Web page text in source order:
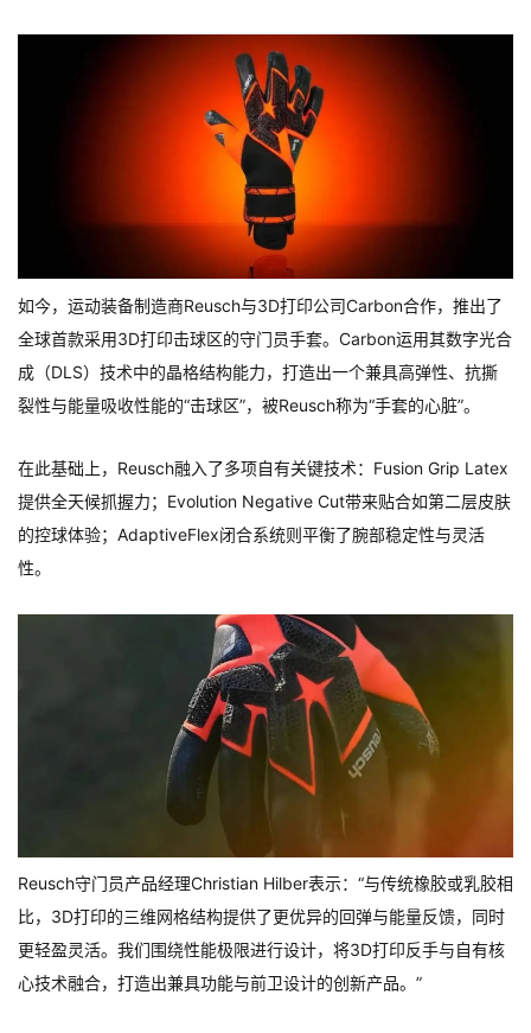
如今，运动装备制造商Reusch与3D打印公司Carbon合作，推出了
全球首款采用3D打印击球区的守门员手套。Carbon运用其数字光合
成（DLS）技术中的晶格结构能力，打造出一个兼具高弹性、抗撕
裂性与能量吸收性能的“击球区”，被Reusch称为“手套的心脏”。
在此基础上，Reusch融入了多项自有关键技术：Fusion Grip Latex
提供全天候抓握力；Evolution Negative Cut带来贴合如第二层皮肤
的控球体验；AdaptiveFlex闭合系统则平衡了腕部稳定性与灵活
性。
Reusch守门员产品经理Christian Hilber表示：“与传统橡胶或乳胶相
比，3D打印的三维网格结构提供了更优异的回弹与能量反馈，同时
更轻盈灵活。我们围绕性能极限进行设计，将3D打印反手与自有核
心技术融合，打造出兼具功能与前卫设计的创新产品。”